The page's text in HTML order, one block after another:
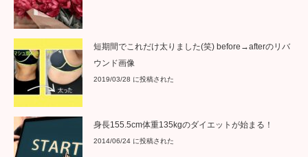
短期間でこれだけ太りました(笑) before→afterのリバ
ウンド画像
2019/03/28 に投稿された
身長155.5cm体重135kgのダイエットが始まる！
2014/06/24 に投稿された